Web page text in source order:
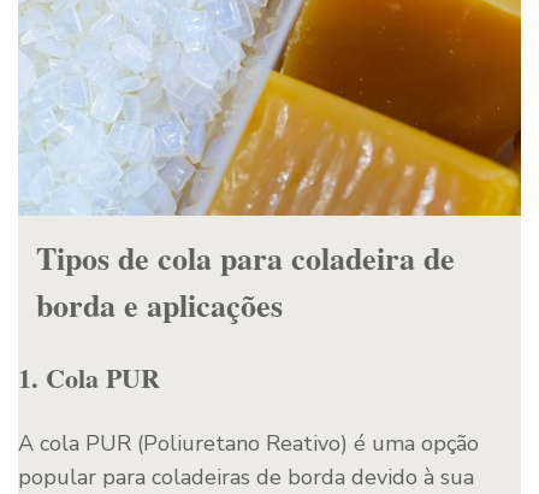
Tipos de cola para coladeira de
borda e aplicações
1. Cola PUR
A cola PUR (Poliuretano Reativo) é uma opção
popular para coladeiras de borda devido à sua